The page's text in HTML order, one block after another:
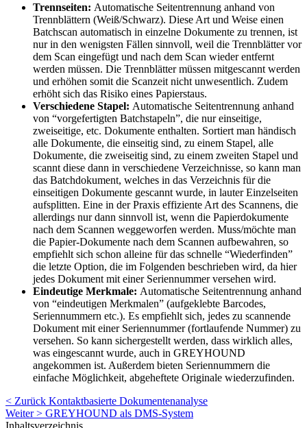
Trennseiten: Automatische Seitentrennung anhand von
Trennblättern (Weiß/Schwarz). Diese Art und Weise einen
Batchscan automatisch in einzelne Dokumente zu trennen, ist
nur in den wenigsten Fällen sinnvoll, weil die Trennblätter vor
dem Scan eingefügt und nach dem Scan wieder entfernt
werden müssen. Die Trennblätter müssen mitgescannt werden
und erhöhen somit die Scanzeit nicht unwesentlich. Zudem
erhöht sich das Risiko eines Papierstaus.
Verschiedene Stapel: Automatische Seitentrennung anhand
von “vorgefertigten Batchstapeln”, die nur einseitige,
zweiseitige, etc. Dokumente enthalten. Sortiert man händisch
alle Dokumente, die einseitig sind, zu einem Stapel, alle
Dokumente, die zweiseitig sind, zu einem zweiten Stapel und
scannt diese dann in verschiedene Verzeichnisse, so kann man
das Batchdokument, welches in das Verzeichnis für die
einseitigen Dokumente gescannt wurde, in lauter Einzelseiten
aufsplitten. Eine in der Praxis effiziente Art des Scannens, die
allerdings nur dann sinnvoll ist, wenn die Papierdokumente
nach dem Scannen weggeworfen werden. Muss/möchte man
die Papier-Dokumente nach dem Scannen aufbewahren, so
empfiehlt sich schon alleine für das schnelle “Wiederfinden”
die letzte Option, die im Folgenden beschrieben wird, da hier
jedes Dokument mit einer Seriennummer versehen wird.
Eindeutige Merkmale: Automatische Seitentrennung anhand
von “eindeutigen Merkmalen” (aufgeklebte Barcodes,
Seriennummern etc.). Es empfiehlt sich, jedes zu scannende
Dokument mit einer Seriennummer (fortlaufende Nummer) zu
versehen. So kann sichergestellt werden, dass wirklich alles,
was eingescannt wurde, auch in GREYHOUND
angekommen ist. Außerdem bieten Seriennummern die
einfache Möglichkeit, abgeheftete Originale wiederzufinden.
< Zurück Kontaktbasierte Dokumentenanalyse
Weiter > GREYHOUND als DMS-System
Inhaltsverzeichnis